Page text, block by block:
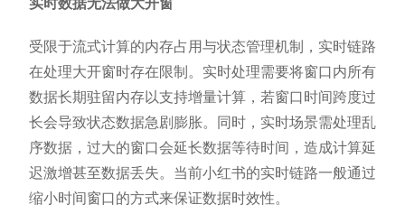
实时数据无法做大开窗
受限于流式计算的内存占用与状态管理机制，实时链路
在处理大开窗时存在限制。实时处理需要将窗口内所有
数据长期驻留内存以支持增量计算，若窗口时间跨度过
长会导致状态数据急剧膨胀。同时，实时场景需处理乱
序数据，过大的窗口会延长数据等待时间，造成计算延
迟激增甚至数据丢失。当前小红书的实时链路一般通过
缩小时间窗口的方式来保证数据时效性。